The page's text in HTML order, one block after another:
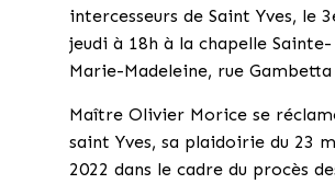
intercesseurs de Saint Yves, le
jeudi à 18h à la chapelle Sainte-
Marie-Madeleine, rue Gambetta
Maître Olivier Morice se
saint Yves, sa plaidoirie du 23
2022 dans le cadre du procès